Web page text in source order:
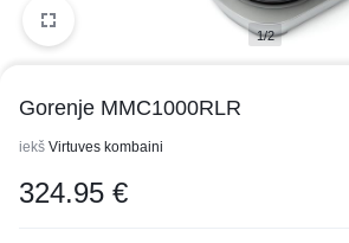
1/2
Gorenje MMC1000RLR
iekš Virtuves kombaini
324.95 €